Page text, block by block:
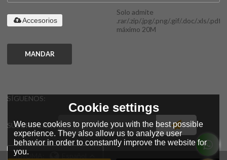
Solo admite
.rar/.zip/.jpg/.png/.gif/.doc/.xls/.pdf,
máximo 20M
Accesorios
MANDAR
SÍGUENOS:
SUSCRIPCIÓN
IDIOMA:
Cookie settings
We use cookies to provide you with the best possible
experience. They also allow us to analyze user
behavior in order to constantly improve the website for
you.